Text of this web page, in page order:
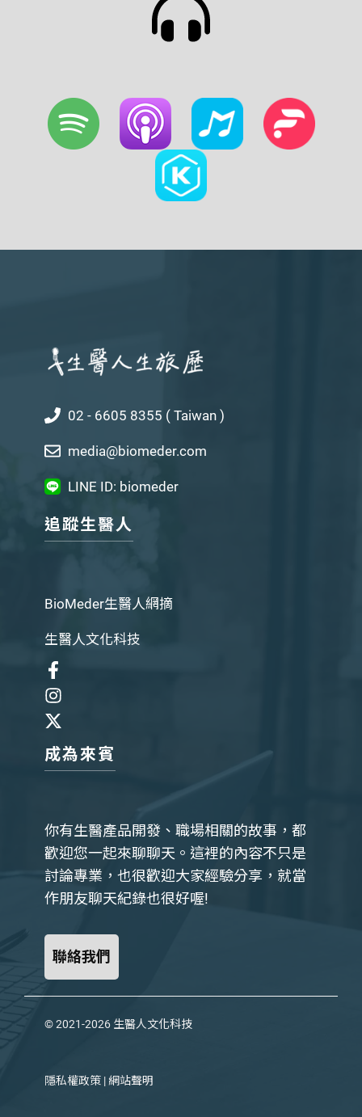
02 - 6605 8355 ( Taiwan )
media@biomeder.com
LINE ID: biomeder
追蹤生醫人
BioMeder生醫人網摘
生醫人文化科技
成為來賓
你有生醫產品開發、職場相關的故事，都
歡迎您一起來聊聊天。這裡的內容不只是
討論專業，也很歡迎大家經驗分享，就當
作朋友聊天紀錄也很好喔!
聯絡我們
© 2021-2026 生醫人文化科技
隱私權政策 | 網站聲明